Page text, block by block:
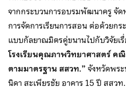
จากกระบวนการอบรมพัฒนาครู จั
การจัดการเรียนการสอน ต่อด้วยก
แบบกัลยาณมิตรคู่ขนานไปกับวิจัยเ
โรงเรียนคุณภาพวิทยาศาสตร์ ค
ตามมาตรฐาน สสวท.”จังหวัดพร
นิดา สะเพียรชัย อาคาร 15 ปี สสว